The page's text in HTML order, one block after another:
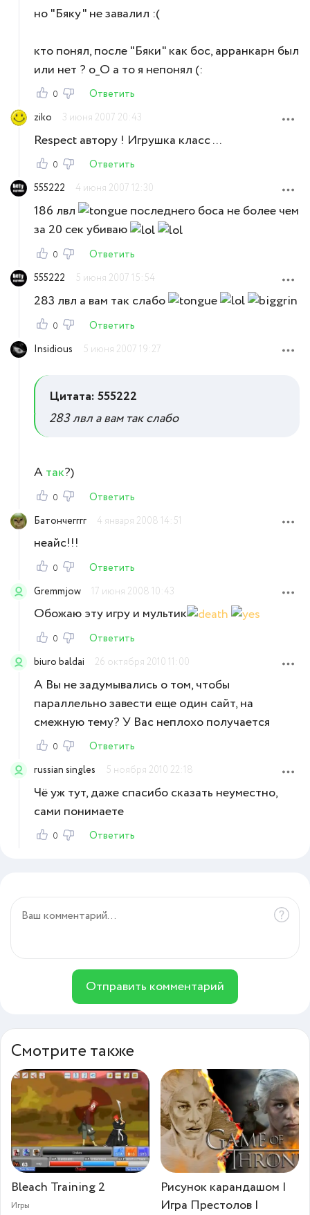
но "Бяку" не завалил :(
кто понял, после "Бяки" как бос, арранкарн был
или нет ? o_O а то я непонял (:
0
Ответить
ziko
3 июня 2007 20:43
Respect автору ! Игрушка класс ...
0
Ответить
555222
4 июня 2007 12:30
186 лвл
последнего боса не более чем
за 20 сек убиваю
0
Ответить
555222
5 июня 2007 15:54
283 лвл а вам так слабо
0
Ответить
Insidious
5 июня 2007 19:27
Цитата: 555222
283 лвл а вам так слабо
Атак?)
0
Ответить
Батончегггг
4 января 2008 14:51
неайс!!!
0
Ответить
Gremmjow
17 июня 2008 10:43
Обожаю эту игру и мультик
0
Ответить
biuro baldai
26 октября 2010 11:00
А Вы не задумывались о том, чтобы
параллельно завести еще один сайт, на
смежную тему? У Вас неплохо получается
0
Ответить
russian singles
5 ноября 2010 22:18
Чё уж тут, даже спасибо сказать неуместно,
сами понимаете
0 Ответить
Отправить комментарий
Смотрите также
Bleach Training 2
Игры
Рисунок карандашом |
Игра Престолов |